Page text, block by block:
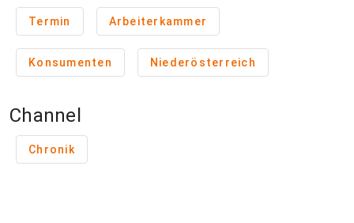
Termin Arbeiterkammer
Konsumenten Niederösterreich
Channel
Chronik